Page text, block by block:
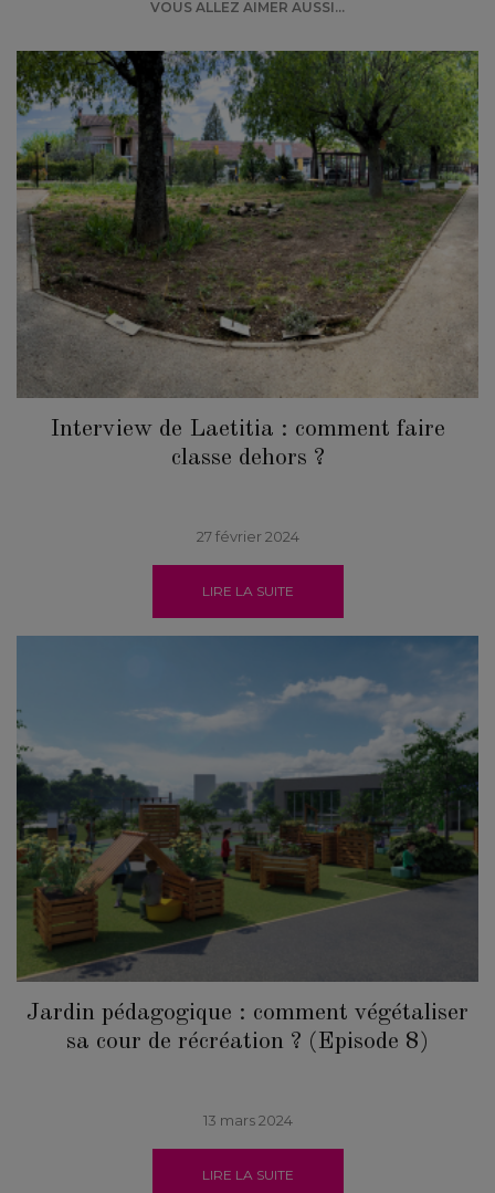
VOUS ALLEZ AIMER AUSSI...
Interview de Laetitia : comment faire
classe dehors ?
27 février 2024
LIRE LA SUITE
Jardin pédagogique : comment végétaliser
sa cour de récréation ? (Episode 8)
13 mars 2024
LIRE LA SUITE